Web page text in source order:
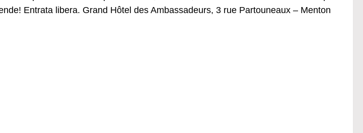
Entrata libera. Grand Hôtel des Ambassadeurs, 3 rue Partouneaux – Menton